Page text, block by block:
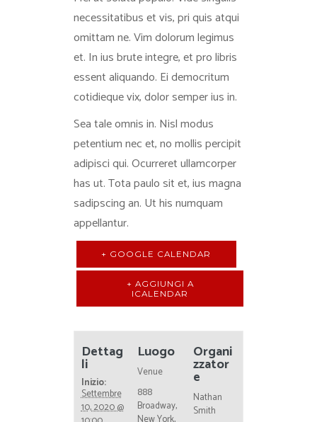
necessitatibus et vis, pri quis atqui
omittam ne. Vim dolorum legimus
et. In ius brute integre, et pro libris
essent aliquando. Ei democritum
cotidieque vix, dolor semper ius in.
Sea tale omnis in. Nisl modus
petentium nec et, no mollis percipit
adipisci qui. Ocurreret ullamcorper
has ut. Tota paulo sit et, ius magna
sadipscing an. Ut his numquam
appellantur.
+ GOOGLE CALENDAR
+ AGGIUNGI A
ICALENDAR
Dettag
li
Inizio:
Settembre
10, 2020 @
Luogo
Venue
888
Broadway,
Organi
zzator
e
Nathan
Smith